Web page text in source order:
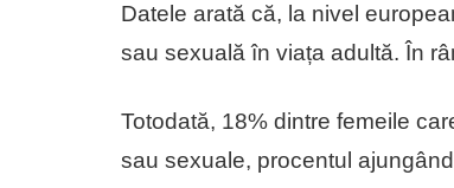
Datele arată că, la nivel
sau sexuală în viața adultă. În
Totodată, 18% dintre femeile
sau sexuale, procentul